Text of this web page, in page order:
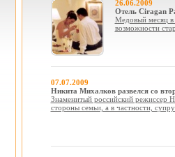
26.06.2009
Отель Ciragan
Медовый месяц в
возможности
07.07.2009
Никита Михалков развелся со
Знаменитый российский режиссер
стороны семьи, а в частности,